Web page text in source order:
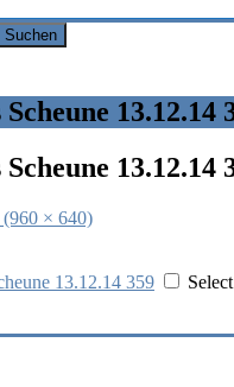
Suchen
13.12.14
13.12.14
× 640)
Select